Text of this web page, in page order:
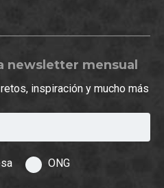
newsletter mensual
inspiración y mucho más
ONG